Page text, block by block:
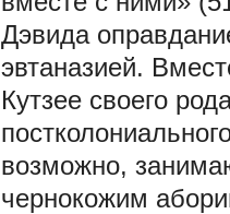
Дэвида
эвтаназией.
Кутзее своего
возможно,
чернокожим